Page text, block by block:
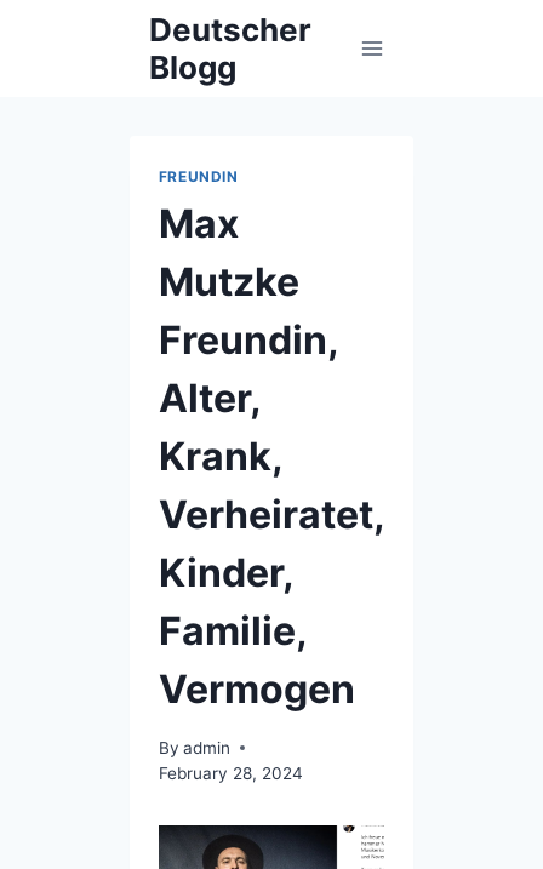
Deutscher
Blogg
FREUNDIN
Max
Mutzke
Freundin,
Alter,
Krank,
Verheiratet,
Kinder,
Familie,
Vermogen
By admin
February 28, 2024